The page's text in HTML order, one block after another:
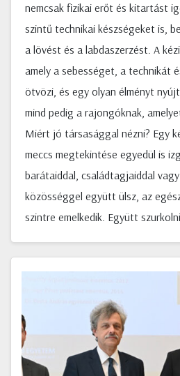
nemcsak fizikai erőt és kitartást
szintű technikai készségeket is,
a lövést és a labdaszerzést. A
amely a sebességet, a technikát
ötvözi, és egy olyan élményt
mind pedig a rajongóknak,
Miért jó társasággal nézni? Egy
meccs megtekintése egyedül is
barátaiddal, családtagjaiddal
közösséggel együtt ülsz, az
szintre emelkedik. Együtt